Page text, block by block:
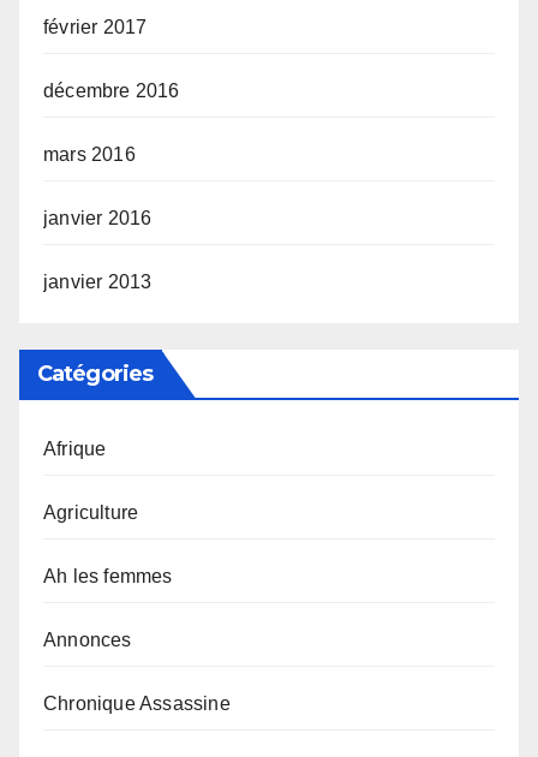
février 2017
décembre 2016
mars 2016
janvier 2016
janvier 2013
Catégories
Afrique
Agriculture
Ah les femmes
Annonces
Chronique Assassine